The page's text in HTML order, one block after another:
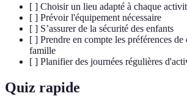
[ ] Choisir un lieu adapté à chaque
[ ] Prévoir l'équipement nécessaire
[ ] S’assurer de la sécurité des enfants
[ ] Prendre en compte les préférences de
famille
[ ] Planifier des journées régulières
Quiz rapide